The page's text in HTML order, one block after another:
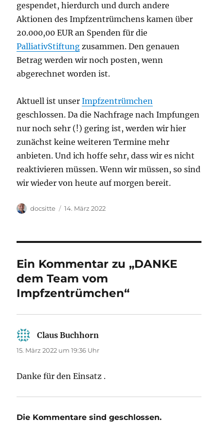
gespendet, hierdurch und durch andere
Aktionen des Impfzentrümchens kamen über
20.000,00 EUR an Spenden für die
PalliativStiftung zusammen. Den genauen
Betrag werden wir noch posten, wenn
abgerechnet worden ist.
Aktuell ist unserImpfzentrümchen
geschlossen. Da die Nachfrage nach Impfungen
nur noch sehr (!) gering ist, werden wir hier
zunächst keine weiteren Termine mehr
anbieten. Und ich hoffe sehr, dass wir es nicht
reaktivieren müssen. Wenn wir müssen, so sind
wir wieder von heute auf morgen bereit.
Autor
docsitte
Veröffentlicht
14. März 2022
Ein Kommentar zu „DANKE
dem Team vom
Impfzentrümchen“
Claus Buchhorn
15. März 2022 um 19:36 Uhr
Danke für den Einsatz .
Die Kommentare sind geschlossen.